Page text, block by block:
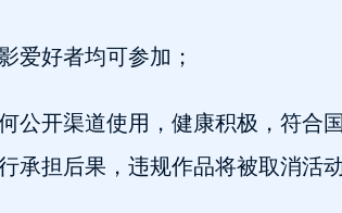
爱好者均可参加；
公开渠道使用，健康积极，符合
担后果，违规作品将被取消活